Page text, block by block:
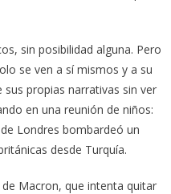
sin posibilidad alguna. Pero
se ven a sí mismos y a su
propias narrativas sin ver
en una reunión de niños:
Londres bombardeó un
desde Turquía.
Macron, que intenta quitar